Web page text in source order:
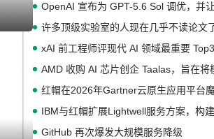
OpenAI 宣布为 GPT-5.6 Sol 调优，并
许多顶级实验室的人现在几乎不读论文
xAI 前工程师评现代 AI 领域最重要
AMD 收购 AI 芯片创企 Taalas，旨在
红帽在2026年Gartner云原生应用平台
IBM与红帽扩展Lightwell服务方案，构
GitHub 再次爆发大规模服务降级